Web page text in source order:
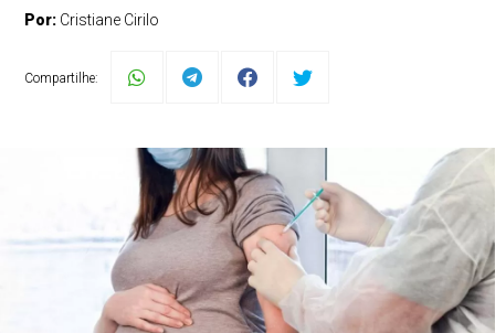
Por: Cristiane Cirilo
Compartilhe: